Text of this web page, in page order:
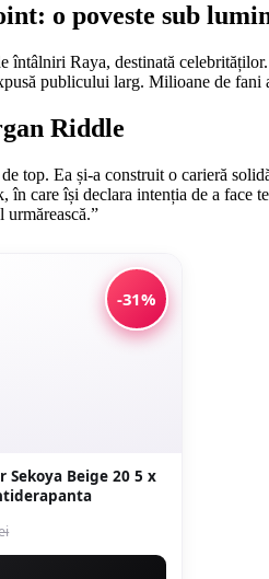
o poveste sub
întâlniri Raya, destinată
publicului larg. Milioane de fani
Riddle
top. Ea și-a construit o carieră
care își declara intenția de a face
-31%
Beige 20 5 x
mata portelanata antiderapanta